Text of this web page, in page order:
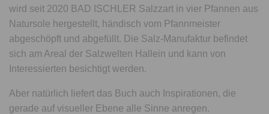
wird seit 2020 BAD ISCHLER Salzzart in vier Pfannen aus
Natursole hergestellt, händisch vom Pfannmeister
abgeschöpft und abgefüllt. Die Salz-Manufaktur befindet
sich am Areal der Salzwelten Hallein und kann von
Interessierten besichtigt werden.
Aber natürlich liefert das Buch auch Inspirationen, die
gerade auf visueller Ebene alle Sinne anregen.